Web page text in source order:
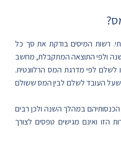
רשות המיסים בודקת את סך כל
ולפי התוצאה המתקבלת, מחשב
לפי מדרגת המס הרלוונטית.
שעל העובד לשלם לבין המס ששולם
הכנסותיהם במהלך השנה ולכן רבים
ואינם מגישים טפסים לצורך